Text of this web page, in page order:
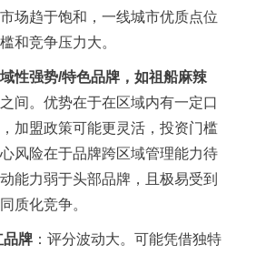
场趋于饱和，一线城市优质点位
和竞争压力大。
性强势/特色品牌，如祖船麻辣
间。优势在于在区域内有一定口
加盟政策可能更灵活，投资门槛
风险在于品牌跨区域管理能力待
能力弱于头部品牌，且极易受到
质化竞争。
品牌：评分波动大。可能凭借独特